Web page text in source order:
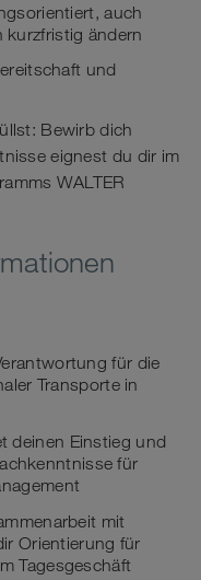
auch
ändern
und
Bewirb dich
eignest du dir im
WALTER
für die
Transporte in
deinen Einstieg und
für
mit
Orientierung für
Tagesgeschäft